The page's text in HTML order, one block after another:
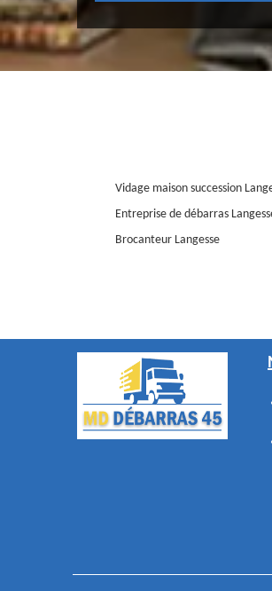
Vidage maison succession
Entreprise de débarras
Brocanteur Langesse